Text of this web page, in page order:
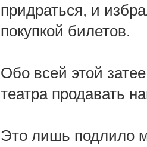
придраться, и
покупкой билетов.
Обо всей этой
театра продавать
Это лишь подлило